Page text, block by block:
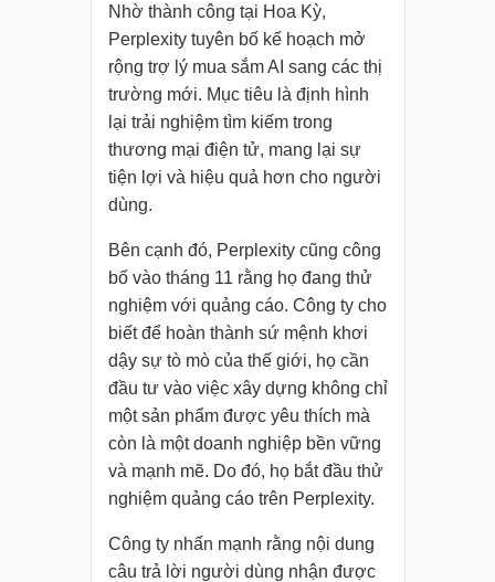
Nhờ thành công tại Hoa Kỳ,
Perplexity tuyên bố kế hoạch mở
rộng trợ lý mua sắm AI sang các thị
trường mới. Mục tiêu là định hình
lại trải nghiệm tìm kiếm trong
thương mại điện tử, mang lại sự
tiện lợi và hiệu quả hơn cho người
dùng.
Bên cạnh đó, Perplexity cũng công
bố vào tháng 11 rằng họ đang thử
nghiệm với quảng cáo. Công ty cho
biết để hoàn thành sứ mệnh khơi
dậy sự tò mò của thế giới, họ cần
đầu tư vào việc xây dựng không chỉ
một sản phẩm được yêu thích mà
còn là một doanh nghiệp bền vững
và mạnh mẽ. Do đó, họ bắt đầu thử
nghiệm quảng cáo trên Perplexity.
Công ty nhấn mạnh rằng nội dung
câu trả lời người dùng nhận được